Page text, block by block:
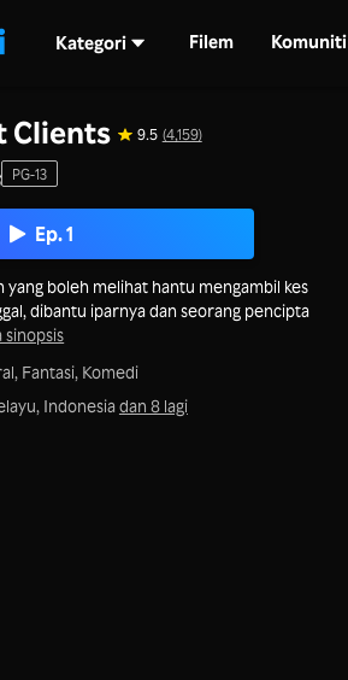
Kategori Filem Komuniti
Clients 9.5 (4,159)
PG-13
Ep. 1
yang boleh melihat hantu mengambil kes
dibantu iparnya dan seorang pencipta
sinopsis
Fantasi, Komedi
Indonesiadan 8 lagi